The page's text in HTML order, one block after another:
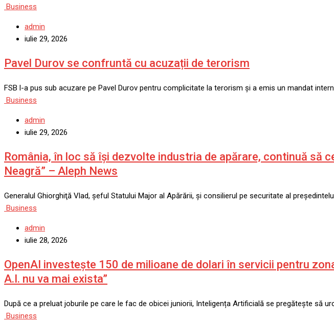
Business
admin
iulie 29, 2026
Pavel Durov se confruntă cu acuzații de terorism
FSB l-a pus sub acuzare pe Pavel Durov pentru complicitate la terorism și a emis un mandat
Business
admin
iulie 29, 2026
România, în loc să îşi dezvolte industria de apărare, continuă să
Neagră” – Aleph News
Generalul Ghiorghiţă Vlad, şeful Statului Major al Apărării, şi consilierul pe securitate al
Business
admin
iulie 28, 2026
OpenAI investește 150 de milioane de dolari în servicii pentru
A.I. nu va mai exista”
După ce a preluat joburile pe care le fac de obicei juniorii, Inteligența Artificială se pregătește să
Business